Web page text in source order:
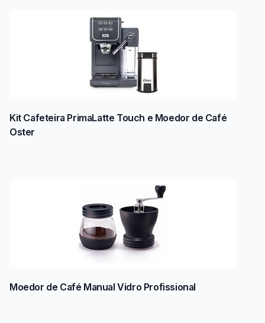
Kit Cafeteira PrimaLatte Touch e Moedor de Café
Oster
Moedor de Café Manual Vidro Profissional